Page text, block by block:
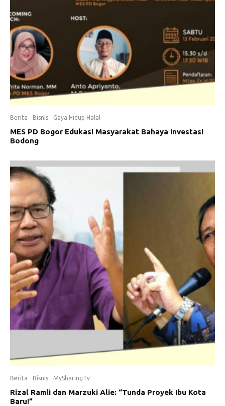
Berita Bisnis Gaya Hidup Halal
MES PD Bogor Edukasi Masyarakat Bahaya Investasi
Bodong
Berita Bisnis MySharingTv
Rizal Ramli dan Marzuki Alie: “Tunda Proyek Ibu Kota
Baru!”